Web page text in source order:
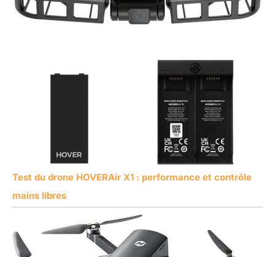
Test du drone HOVERAir X1 : performance et contrôle
mains libres